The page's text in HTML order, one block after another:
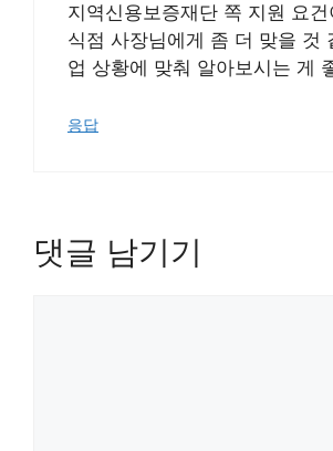
지역신용보증재단 쪽 지원 요
식점 사장님에게 좀 더 맞을 것
업 상황에 맞춰 알아보시는 게
응답
댓글 남기기